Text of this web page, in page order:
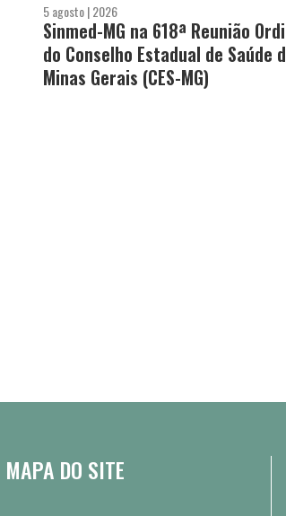
5 agosto | 2026
Sinmed-MG na 618ª Reunião
do Conselho Estadual de Saúde
Minas Gerais (CES-MG)
MAPA DO SITE